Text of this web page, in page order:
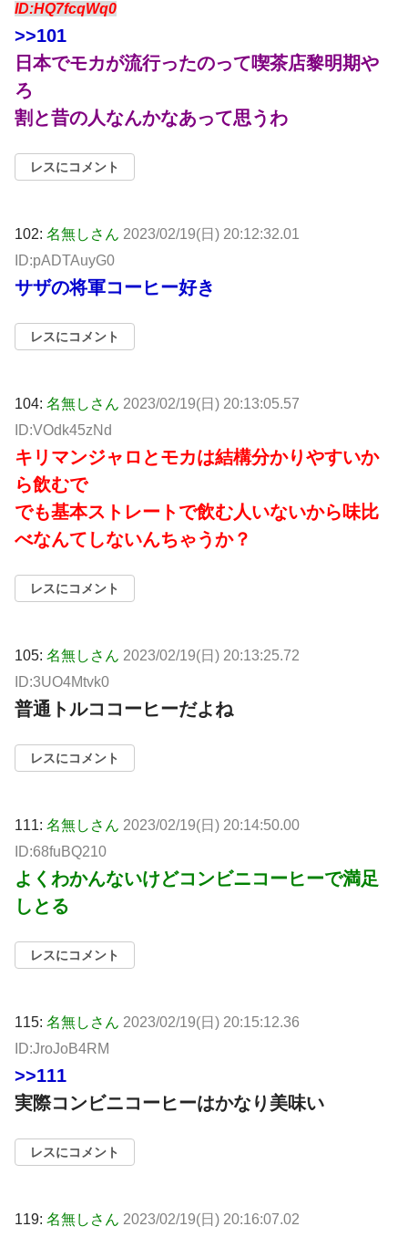
ID:HQ7fcqWq0
>>101
日本でモカが流行ったのって喫茶店黎明期や
ろ
割と昔の人なんかなあって思うわ
レスにコメント
102: 名無しさん 2023/02/19(日) 20:12:32.01
ID:pADTAuyG0
サザの将軍コーヒー好き
レスにコメント
104: 名無しさん 2023/02/19(日) 20:13:05.57
ID:VOdk45zNd
キリマンジャロとモカは結構分かりやすいか
ら飲むで
でも基本ストレートで飲む人いないから味比
べなんてしないんちゃうか？
レスにコメント
105: 名無しさん 2023/02/19(日) 20:13:25.72
ID:3UO4Mtvk0
普通トルココーヒーだよね
レスにコメント
111: 名無しさん 2023/02/19(日) 20:14:50.00
ID:68fuBQ210
よくわかんないけどコンビニコーヒーで満足
しとる
レスにコメント
115: 名無しさん 2023/02/19(日) 20:15:12.36
ID:JroJoB4RM
>>111
実際コンビニコーヒーはかなり美味い
レスにコメント
119: 名無しさん 2023/02/19(日) 20:16:07.02